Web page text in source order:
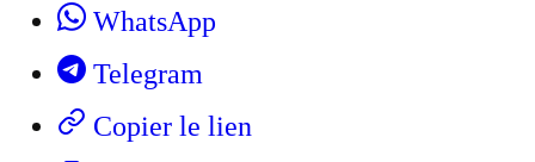
WhatsApp
Telegram
Copier le lien